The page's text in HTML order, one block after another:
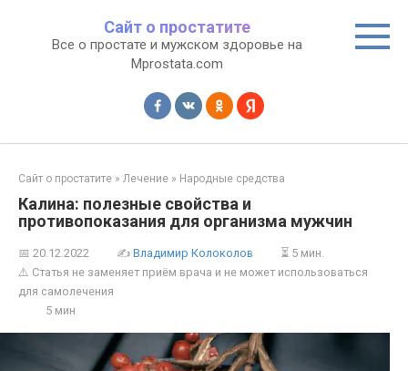
контенту
Сайт о простатите
Все о простате и мужском здоровье на
Mprostata.com
Сайт о простатите » Лечение » Народные средства
Калина: полезные свойства и
противопоказания для организма мужчин
📅 20.12.2022 ✍ Владимир Колоколов
⏳ 5 мин.
⚠️ Статья не заменяет приём врача и не может использоваться
для самолечения
5 мин